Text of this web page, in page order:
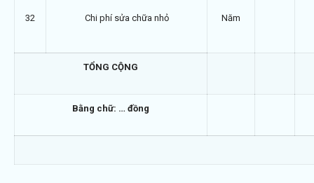
32 Chi phí sửa chữa nhỏ Năm
TỔNG CỘNG
Bằng chữ: … đồng